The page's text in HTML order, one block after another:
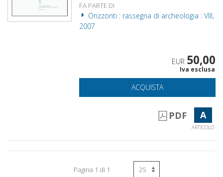
FA PARTE DI
Orizzonti : rassegna di archeologia : VIII,
2007
EUR 50,00
Iva esclusa
ACQUISTA
PDF A
ARTICOLO
Pagina 1 di 1